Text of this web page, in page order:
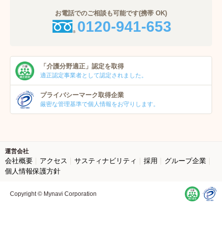
お電話でのご相談も可能です(携帯 OK)
0120-941-653
「介護分野適正」 認定を取得
適正認定事業者として認定されました。
プライバシーマーク取得企業
厳密な管理基準で個人情報をお守りします。
運営会社
会社概要 アクセス サスティナビリティ 採用
グループ企業
個人情報保護方針
Copyright © Mynavi Corporation